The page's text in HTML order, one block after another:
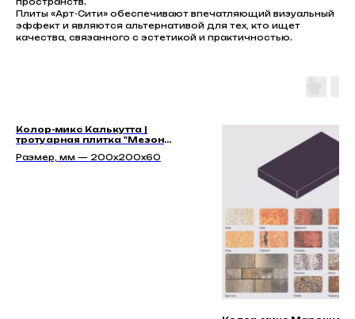
Плиты «Арт-Сити» обеспечивают впечатляющий визуальный
эффект и являются альтернативой для тех, кто ищет
качества, связанного с эстетикой и практичностью.
Колор-микс Калькутта |
тротуарная плитка "Мезон
Размер, мм — 200х200х60